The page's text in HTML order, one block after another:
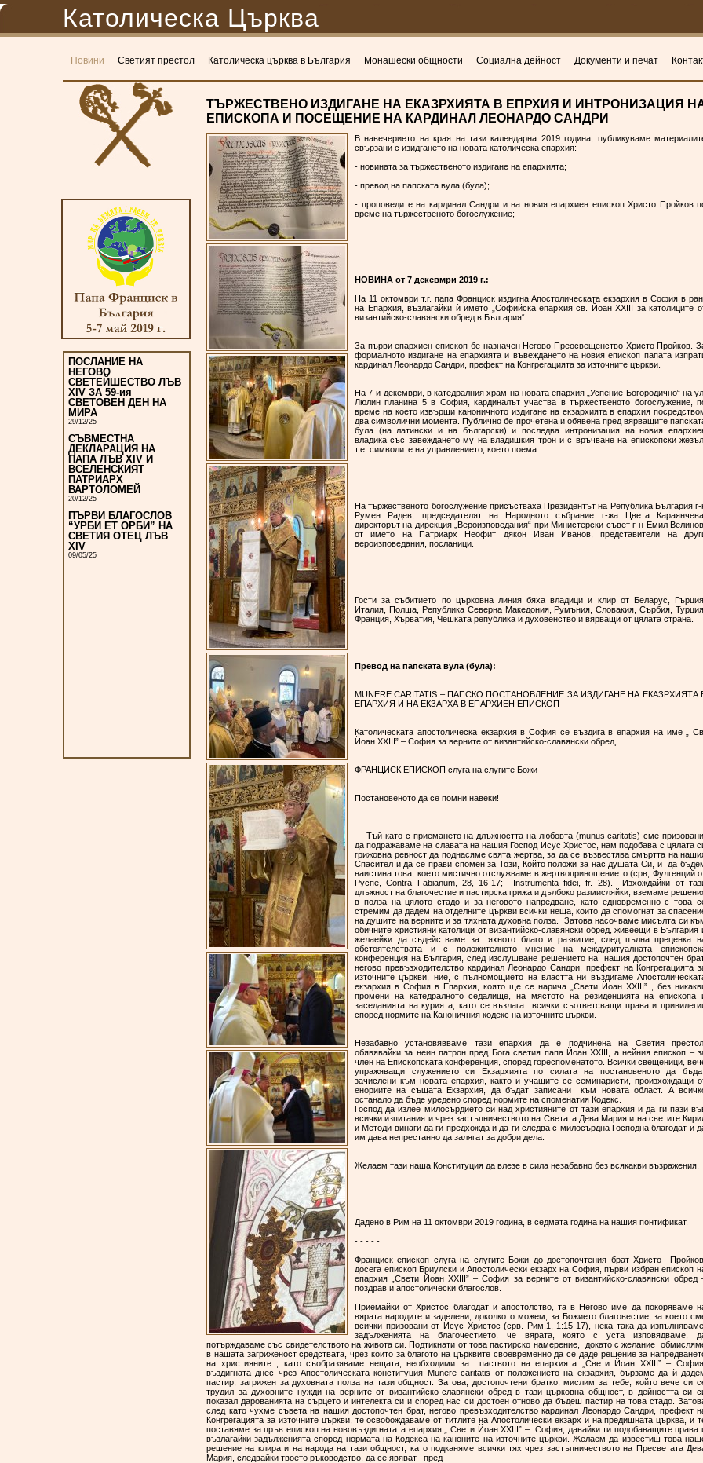
Католическа Църква
Новини Светият престол Католическа църква в България Монашески общности Социална дейност Документи и печат
ПОСЛАНИЕ НА
НЕГОВО
СВЕТЕЙШЕСТВО ЛЪВ
XIV ЗА 59-ия
СВЕТОВЕН ДЕН НА
МИРА
29/12/25
СЪВМЕСТНА
ДЕКЛАРАЦИЯ НА
ПАПА ЛЪВ XIV И
ВСЕЛЕНСКИЯТ
ПАТРИАРХ
ВАРТОЛОМЕЙ
20/12/25
ПЪРВИ БЛАГОСЛОВ
“УРБИ ЕТ ОРБИ” НА
СВЕТИЯ ОТЕЦ ЛЪВ
XIV
09/05/25
ТЪРЖЕСТВЕНО ИЗДИГАНЕ НА ЕКАЗРХИЯТА В ЕПРХИЯ И ИНТРОНИЗАЦИЯ
ЕПИСКОПА И ПОСЕЩЕНИЕ НА КАРДИНАЛ ЛЕОНАРДО САНДРИ
В навечерието на края на тази календарна 2019 година, публикуваме
свързани с изидгането на новата католическа епархия:
- новината за тържественото издигане на епархията;
- превод на папската вула (була);
- проповедите на кардинал Сандри и на новия епархиен епископ Христо Пройков
време на тържественото богослужение;
НОВИНА от 7 декевмри 2019 г.:
На 11 октомври т.г. папа Франциск издигна Апостолическата екзархия в София в
на Епархия, възлагайки ѝ името „Софийска епархия св. Йоан XXIII за католиците
византийско-славянски обред в България“.
За първи епархиен епископ бе назначен Негово Преосвещенство Христо Пройков.
формалното издигане на епархията и въвеждането на новия епископ папата
кардинал Леонардо Сандри, префект на Конгрегацията за източните църкви.
На 7-и декември, в катедралния храм на новата епархия „Успение Богородично“ на ул.
Люлин планина 5 в София, кардиналът участва в тържественото богослужение,
време на което извърши каноничното издигане на екзархията в епархия
два символични момента. Публично бе прочетена и обявена пред вярващите
була (на латински и на български) и последва интронизация на новия
владика със завеждането му на владишкия трон и с връчване на епископски жезъл,
т.е. символите на управлението, което поема.
На тържественото богослужение присъстваха Президентът на Република България г-
Румен Радев, председателят на Народното събрание г-жа Цвета Караянчева,
директорът на дирекция „Вероизповедания“ при Министерски съвет г-н Емил Велинов,
от името на Патриарх Неофит дякон Иван Иванов, представители на
вероизповедания, посланици.
Гости за събитието по църковна линия бяха владици и клир от Беларус, Гърция,
Италия, Полша, Република Северна Македония, Румъния, Словакия, Сърбия, Турция,
Франция, Хърватия, Чешката република и духовенство и вярващи от цялата страна.
Превод на папската вула (була):
МUNERE CARITATIS – ПАПСКО ПОСТАНОВЛЕНИЕ ЗА ИЗДИГАНЕ НА ЕКАЗРХИЯТА
ЕПАРХИЯ И НА ЕКЗАРХА В ЕПАРХИЕН ЕПИСКОП
Католическата апостолическа екзархия в София се въздига в епархия на име „ Св.
Йоан ХХIII” – София за верните от византийско-славянски обред,
ФРАНЦИСК ЕПИСКОП слуга на слугите Божи
Постановеното да се помни навеки!
Тъй като с приемането на длъжността на любовта (munus caritatis) сме призовани
да подражаваме на славата на нашия Господ Исус Христос, нам подобава с цялата
грижовна ревност да поднасяме свята жертва, за да се възвестява смъртта на
Спасител и да се прави спомен за Този, Който положи за нас душата Си, и да
наистина това, което мистично отслужваме в жертвоприношението (срв, Фулгенций
Руспе, Contra Fabianum, 28, 16-17; Instrumenta fidei, fr. 28). Изхождайки от
длъжност на благочестие и пастирска грижа и дълбоко размисляйки, вземаме
в полза на цялото стадо и за неговото напредване, като едновременно с това
стремим да дадем на отделните църкви всички неща, които да спомогнат за
на душите на верните и за тяхната духовна полза. Затова насочваме мисълта си
обичните християни католици от византийско-славянски обред, живеещи в България
желаейки да съдействаме за тяхното благо и развитие, след пълна преценка
обстоятелствата и с положителното мнение на междуритуалната
конференция на България, след изслушване решението на нашия достопочтен
негово превъзходителство кардинал Леонардо Сандри, префект на Конгрегацията
източните църкви, ние, с пълномощието на властта ни въздигаме
екзархия в София в Епархия, която ще се нарича „Свети Йоан XXIII” , без
промени на катедралното седалище, на мястото на резиденцията на епископа
заседанията на курията, като се възлагат всички съответсващи права и
според нормите на Каноничния кодекс на източните църкви.
Незабавно установявваме тази епархия да е подчинена на Светия престол,
обявявайки за неин патрон пред Бога светия папа Йоан XXIII, а нейния епископ –
член на Епископската конференция, според гореспоменатото. Всички свещеници,
упражяващи служението си Екзархията по силата на постановеното да
зачислени към новата епархия, както и учащите се семинаристи, произхождащи
енориите на същата Екзархия, да бъдат записани към новата област. А
останало да бъде уредено според нормите на споменатия Кодекс.
Господ да излее милосърдието си над християните от тази епархия и да ги пази
всички изпитания и чрез застъпничеството на Светата Дева Мария и на светите
и Методи винаги да ги предхожда и да ги следва с милосърдна Господна благодат и
им дава непрестанно да залягат за добри дела.
Желаем тази наша Конституция да влезе в сила незабавно без всякакви възражения.
Дадено в Рим на 11 октомври 2019 година, в седмата година на нашия понтификат.
- - - - -
Франциск епископ слуга на слугите Божи до достопочтения брат Христо Пройков,
досега епископ Бриулски и Апостолически екзарх на София, първи избран епископ
епархия „Свети Йоан ХХIII” – София за верните от византийско-славянски обред
поздрав и апостолически благослов.
Приемайки от Христос благодат и апостолство, та в Негово име да покоряваме
вярата народите и заделени, доколкото можем, за Божието благовестие, за което
всички призовани от Исус Христос (срв. Рим.1, 1:15-17), нека така да изпълняваме
задълженията на благочестието, че вярата, която с уста изповядваме,
потърждаваме със свидетелството на живота си. Подтикнати от това пастирско намерение, докато с желание
в нашата загриженост средствата, чрез които за благото на църквите своевременно да се даде решение за
на християните , като съобразяваме нещата, необходими за паството на епархията „Свети Йоан ХХIII” – София,
въздигната днес чрез Апостoлическата конституция Мunere caritatis от положението на екзархия, бързаме да й
пастир, загрижен за духовната полза на тази общност. Затова, достопочтени братко, мислим за тебе, който вече си
трудил за духовните нужди на верните от византийско-славянски обред в тази църковна общност, в дейността си
показал дарованията на сърцето и интелекта си и според нас си достоен отново да бъдеш пастир на това стадо.
след като чухме съвета на нашия достопочтен брат, негово превъзходителство кардинал Леонардо Сандри, префект
Конгрегацията за източните църкви, те освобождаваме от титлите на Апостолически екзарх и на предишната църква, и
поставяме за пръв епископ на нововъздигнатата епархия „ Свети Йоан ХХIII” – София, давайки ти подобаващите права
възлагайки задълженията според нормата на Кодекса на каноните на източните църкви. Желаем да известиш това
решение на клира и на народа на тази общност, като подканяме всички тях чрез застъпничеството на Пресветата
Мария, следвайки твоето ръководство, да се явяват пред